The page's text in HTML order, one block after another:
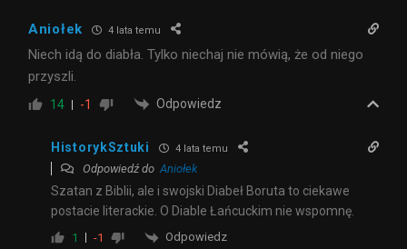
Aniołek 4 lata temu
Niech idą do diabła. Tylko niechaj nie mówią, że od niego
przyszli.
14 -1 Odpowiedz
HistorykSztuki 4 lata temu
Odpowiedź doAniołek
Szatan z Biblii, ale i swojski Diabeł Boruta to ciekawe
postacie literackie. O Diable Łańcuckim nie wspomnę.
1 -1 Odpowiedz